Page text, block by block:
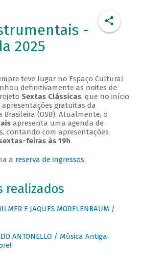
-
2025
teve lugar no Espaço Cultural
definitivamente as noites de
Sextas Clássicas, que no início
gratuitas da
Brasileira (OSB). Atualmente, o
apresenta uma agenda de
contando com apresentações
feiras às 19h.
a reserva de ingressos.
realizados
E JAQUES MORELENBAUM /
ANTONELLO / Música Antiga: